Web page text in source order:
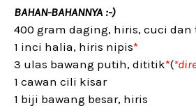
BAHAN-BAHANNYA :-)
400 gram daging, hiris, cuci dan
1 inci halia, hiris nipis*
3 ulas bawang putih, dititik*(
1 cawan cili kisar
1 biji bawang besar, hiris